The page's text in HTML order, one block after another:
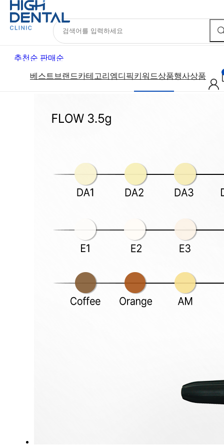
치과몰기공몰
베스트 브랜드카테고리 엠디픽키워드상품행사상품
키워드상품
Zircornia내면이헐거울때
추천순 판매순